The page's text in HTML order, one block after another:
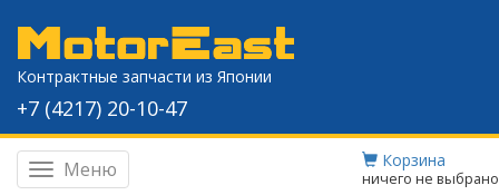
Контрактные запчасти из Японии
+7 (4217) 20-10-47
Корзина
ничего не выбрано
Меню
Навигация